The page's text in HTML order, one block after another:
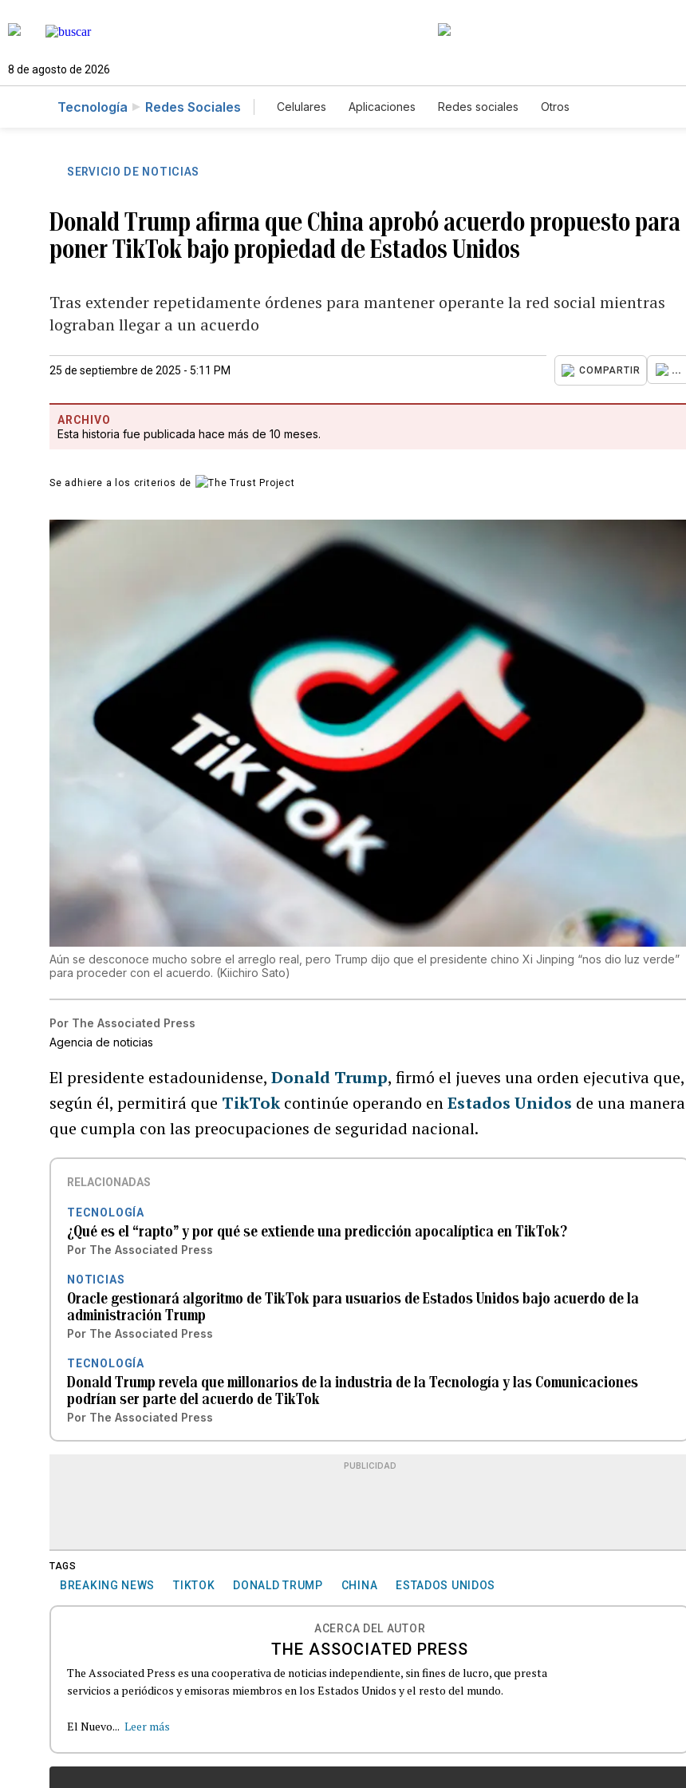
8 de agosto de 2026
Tecnología Redes Sociales Celulares Aplicaciones Redes sociales Otros
SERVICIO DE NOTICIAS
Donald Trump afirma que China aprobó acuerdo propuesto para
poner TikTok bajo propiedad de Estados Unidos
Tras extender repetidamente órdenes para mantener operante la red social mientras
lograban llegar a un acuerdo
25 de septiembre de 2025 - 5:11 PM COMPARTIR ...
ARCHIVO
Esta historia fue publicada hace más de 10 meses.
Se adhiere a los criterios de
Aún se desconoce mucho sobre el arreglo real, pero Trump dijo que el presidente chino Xi Jinping “nos dio luz verde”
para proceder con el acuerdo. (Kiichiro Sato)
Por The Associated Press
Agencia de noticias
El presidente estadounidense,Donald Trump, firmó el jueves una orden ejecutiva que,
según él, permitirá que TikTokcontinúe operando enEstados Unidos de una manera
que cumpla con las preocupaciones de seguridad nacional.
RELACIONADAS
TECNOLOGÍA
¿Qué es el “rapto” y por qué se extiende una predicción apocalíptica en TikTok?
Por The Associated Press
NOTICIAS
Oracle gestionará algoritmo de TikTok para usuarios de Estados Unidos bajo acuerdo de la
administración Trump
Por The Associated Press
TECNOLOGÍA
Donald Trump revela que millonarios de la industria de la Tecnología y las Comunicaciones
podrían ser parte del acuerdo de TikTok
Por The Associated Press
PUBLICIDAD
TAGS
BREAKING NEWS TIKTOK DONALD TRUMP CHINA ESTADOS UNIDOS
ACERCA DEL AUTOR
THE ASSOCIATED PRESS
The Associated Press es una cooperativa de noticias independiente, sin fines de lucro, que presta
servicios a periódicos y emisoras miembros en los Estados Unidos y el resto del mundo.
El Nuevo... Leer más